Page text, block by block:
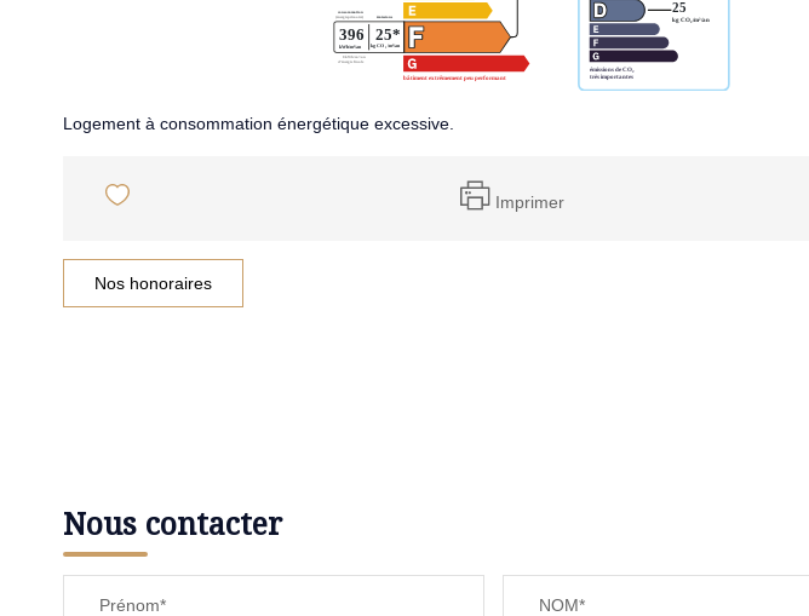
Logement à consommation énergétique excessive.
Imprimer
Nos honoraires
Nous contacter
Prénom* NOM*